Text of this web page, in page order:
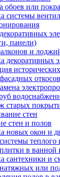
обоев или
системы
панели)
и
декоративных
старых
стен
стен и полов
новых окон и
теплого
в ванной
сантехники и
или